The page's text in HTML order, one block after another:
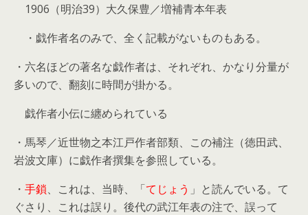
1906（明治39）大久保豊／増補青本年表
・戯作者名のみで、全く記載がないものもある。
・六名ほどの著名な戯作者は、それぞれ、かなり分量が
多いので、翻刻に時間が掛かる。
戯作者小伝に纏められている
・馬琴／近世物之本江戸作者部類、この補注（徳田武、
岩波文庫）に戯作者撰集を参照している。
・ 手鎖、これは、当時、「てじょう 」と読んでいる。て
ぐさり、これは誤り。後代の武江年表の注で、誤って